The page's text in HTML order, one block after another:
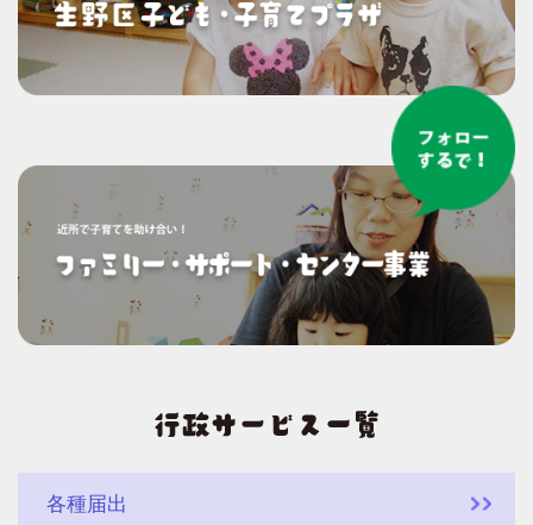
各種届出